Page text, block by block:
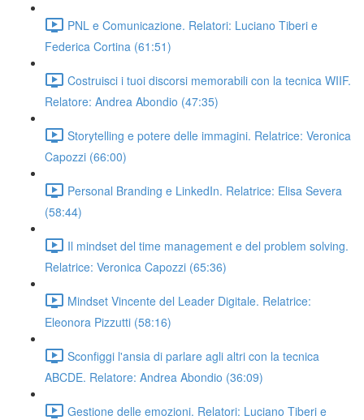
PNL e Comunicazione. Relatori: Luciano Tiberi e
Federica Cortina (61:51)
Costruisci i tuoi discorsi memorabili con la tecnica WIIF.
Relatore: Andrea Abondio (47:35)
Storytelling e potere delle immagini. Relatrice: Veronica
Capozzi (66:00)
Personal Branding e LinkedIn. Relatrice: Elisa Severa
(58:44)
Il mindset del time management e del problem solving.
Relatrice: Veronica Capozzi (65:36)
Mindset Vincente del Leader Digitale. Relatrice:
Eleonora Pizzutti (58:16)
Sconfiggi l'ansia di parlare agli altri con la tecnica
ABCDE. Relatore: Andrea Abondio (36:09)
Gestione delle emozioni. Relatori: Luciano Tiberi e